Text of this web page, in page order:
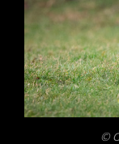
©